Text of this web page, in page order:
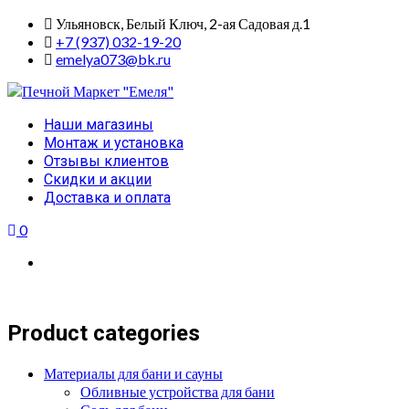
Skip
content
Ульяновск, Белый Ключ, 2-ая Садовая д.1
+7 (937) 032-19-20
emelya073@bk.ru
Primary
Menu
Наши магазины
Монтаж и установка
Отзывы клиентов
Скидки и акции
Доставка и оплата
0
Product categories
Материалы для бани и сауны
Обливные устройства для бани